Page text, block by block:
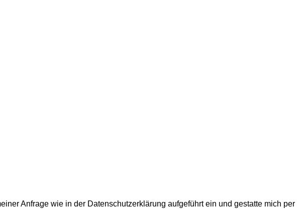
Anfrage wie in der Datenschutzerklärung aufgeführt ein und gestatte mich per